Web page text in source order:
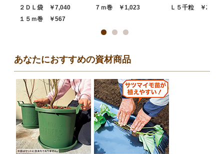
２ＤＬ袋 ￥7,040
１５ｍ巻 ￥567
７ｍ巻 ￥1,023
Ｌ５千粒 ￥
あなたにおすすめの資材商品